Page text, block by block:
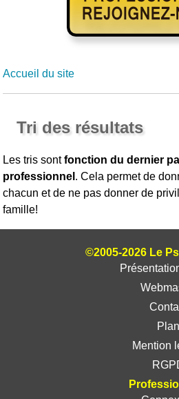
Accueil du site
Tri des résultats
Les tris sontfonction du dernier
professionnel . Cela permet de
chacun et de ne pas donner de
famille!
©2005-2026 Le
Plan
Mention